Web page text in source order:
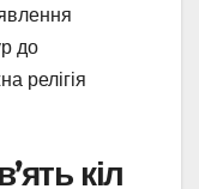
до
релігія
кіл